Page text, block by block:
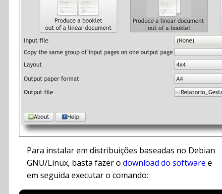
Para instalar em distribuições baseadas no Debian
GNU/Linux, basta fazer o download do software e
em seguida executar o comando: